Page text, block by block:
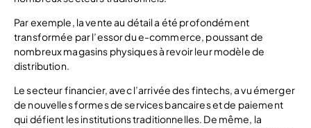
Par exemple, la vente au détail a été profondément
transformée par l’essor du e-commerce, poussant de
nombreux magasins physiques à revoir leur modèle de
distribution.
Le secteur financier, avec l’arrivée des fintechs, a vu émerger
de nouvelles formes de services bancaires et de paiement
qui défient les institutions traditionnelles. De même, la